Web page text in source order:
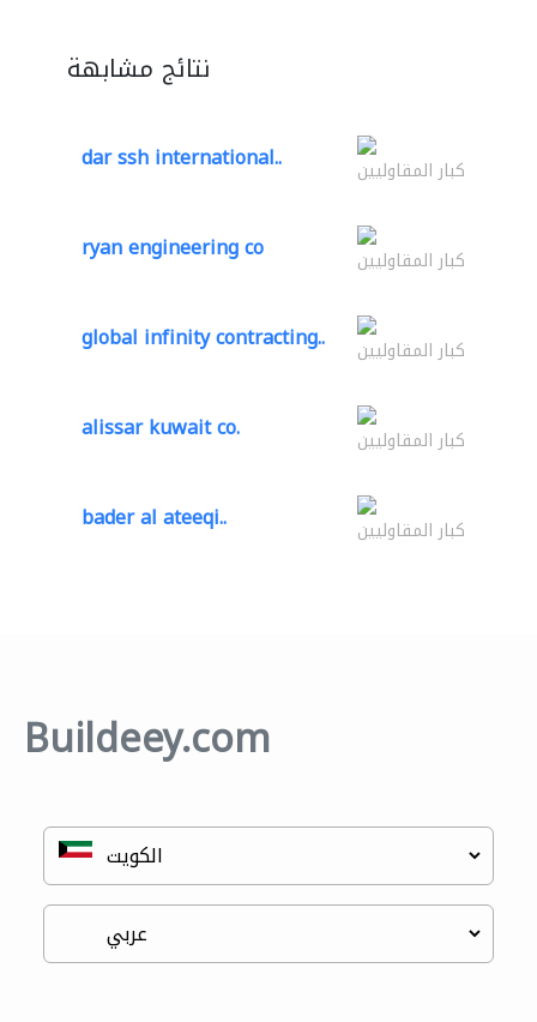
نتائج مشابهة
dar ssh international.. كبار المقاوليين
ryan engineering co كبار المقاوليين
global infinity contracting.. كبار المقاوليين
alissar kuwait co. كبار المقاوليين
bader al ateeqi.. كبار المقاوليين
Buildeey.com